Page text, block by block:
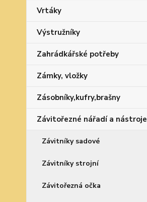
Vrtáky
Výstružníky
Zahrádkářské potřeby
Zámky, vložky
Zásobníky,kufry,brašny
Závitořezné nářadí a nástroje
Závitníky sadové
Závitníky strojní
Závitořezná očka